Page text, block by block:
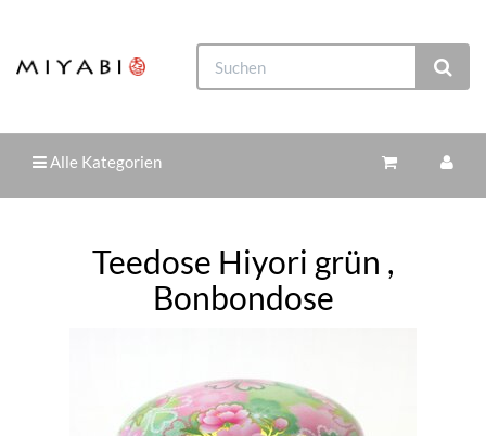
Alle Kategorien
Teedose Hiyori grün ,
Bonbondose